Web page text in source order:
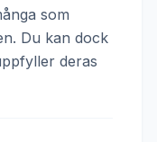
som
Du kan dock
deras